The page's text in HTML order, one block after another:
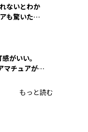
ないとわか
も驚いた
がいい。
マチュアが選
もっと読む